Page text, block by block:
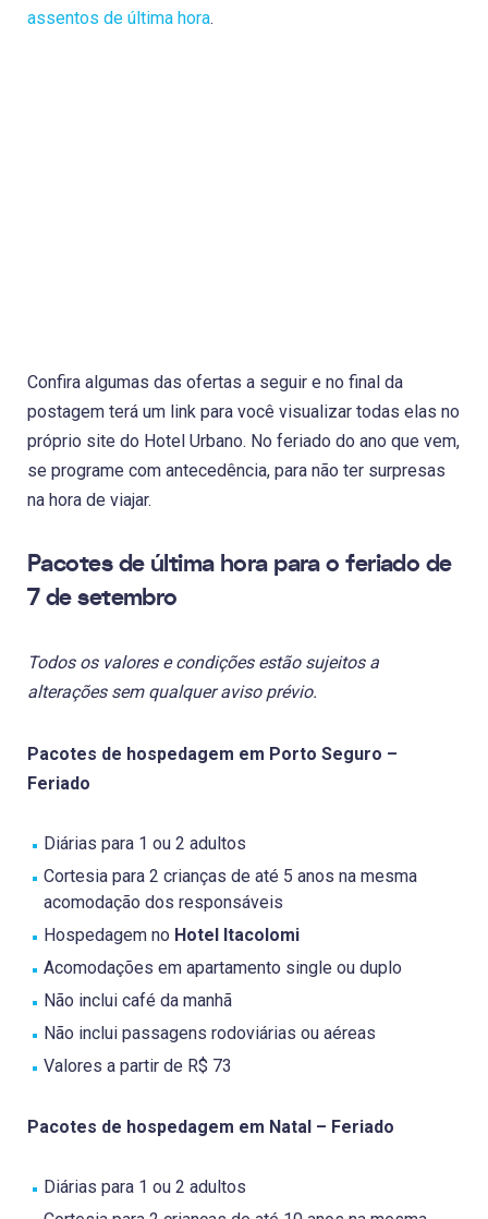
assentos de última hora.
Confira algumas das ofertas a seguir e no final da
postagem terá um link para você visualizar todas elas no
próprio site do Hotel Urbano. No feriado do ano que vem,
se programe com antecedência, para não ter surpresas
na hora de viajar.
Pacotes de última hora para o feriado de
7 de setembro
Todos os valores e condições estão sujeitos a
alterações sem qualquer aviso prévio.
Pacotes de hospedagem em Porto Seguro –
Feriado
Diárias para 1 ou 2 adultos
Cortesia para 2 crianças de até 5 anos na mesma
acomodação dos responsáveis
Hospedagem no Hotel Itacolomi
Acomodações em apartamento single ou duplo
Não inclui café da manhã
Não inclui passagens rodoviárias ou aéreas
Valores a partir de R$ 73
Pacotes de hospedagem em Natal – Feriado
Diárias para 1 ou 2 adultos